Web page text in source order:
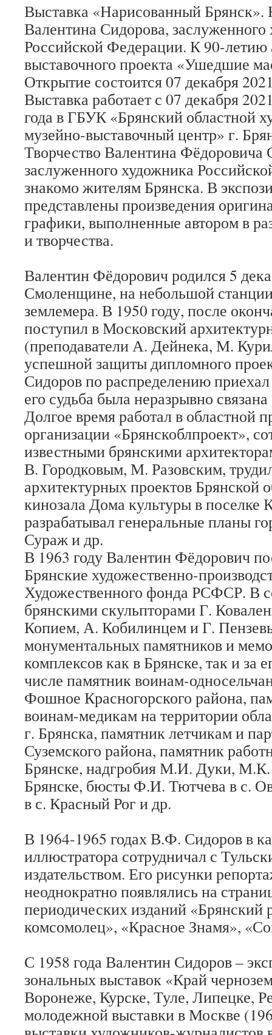
Выставка «Нарисованный Брянск».
Валентина Сидорова, заслуженного
Российской Федерации. К 90-летию
выставочного проекта «Ушедшие
Открытие состоится 07 декабря
Выставка работает с 07 декабря
года в ГБУК «Брянский областной
музейно-выставочный центр» г.
Творчество Валентина Фёдоровича
заслуженного художника
знакомо жителям Брянска. В
представлены произведения
графики, выполненные автором в
и творчества.
Валентин Фёдорович родился 5
Смоленщине, на небольшой
землемера. В 1950 году, после
поступил в Московский
(преподаватели А. Дейнека, М.
успешной защиты дипломного
Сидоров по распределению
его судьба была неразрывно
Долгое время работал в областной
организации «Брянскоблпроект»,
известными брянскими
В. Городковым, М. Разовским,
архитектурных проектов Брянской
кинозала Дома культуры в поселке
разрабатывал генеральные планы
Сураж и др.
В 1963 году Валентин Фёдорович
Брянские художественно-
Художественного фонда РСФСР. В
брянскими скульпторами Г.
Копием, А. Кобилинцем и Г.
монументальных памятников и
комплексов как в Брянске, так и за
числе памятник воинам-
Фошное Красногорского района,
воинам-медикам на территории
г. Брянска, памятник летчикам и
Суземского района, памятник
Брянске, надгробия М.И. Дуки, М.К.
Брянске, бюсты Ф.И. Тютчева в с.
в с. Красный Рог и др.
В 1964-1965 годах В.Ф. Сидоров в
иллюстратора сотрудничал с
издательством. Его рисунки
неоднократно появлялись на
периодических изданий «Брянский
комсомолец», «Красное Знамя»,
С 1958 года Валентин Сидоров –
зональных выставок «Край
Воронеже, Курске, Туле, Липецке,
молодежной выставки в Москве